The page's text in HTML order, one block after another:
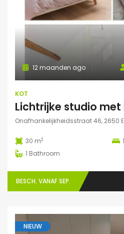
12 maanden ago
KOT
Onafhankelijkheidsstraat 46, 2650
30 m2 1
1 Bathroom
BESCH. VANAF SEP.
NIEUW